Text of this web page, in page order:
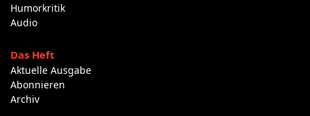
Humorkritik
Audio
Das Heft
Aktuelle Ausgabe
Abonnieren
Archiv